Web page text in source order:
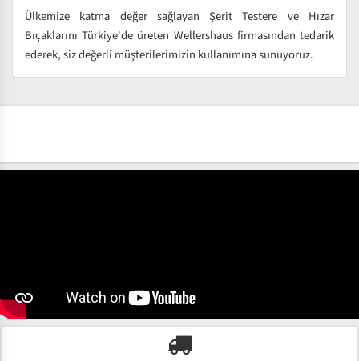
Ülkemize katma değer sağlayan Şerit Testere ve Hızar
Bıçaklarını Türkiye'de üreten Wellershaus firmasından tedarik
ederek, siz değerli müşterilerimizin kullanımına sunuyoruz.